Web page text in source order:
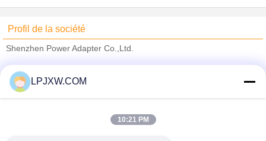
Profil de la société
Shenzhen Power Adapter Co.,Ltd.
Trust Seal
Verified Suplier
LPJXW.COM
10:21 PM